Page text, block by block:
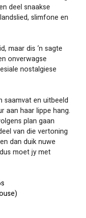
deel snaakse
slimfone en
maar dis ‘n sagte
onverwagse
nostalgiese
saamvat en uitbeeld
aan haar lippe hang.
plan gaan
van die vertoning
dan duik nuwe
moet jy met